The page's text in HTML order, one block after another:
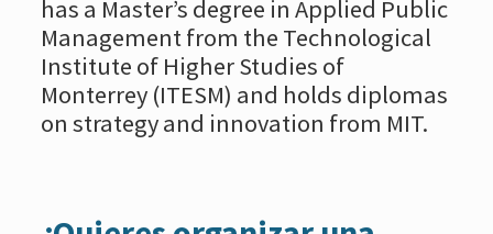
has a Master’s degree in Applied Public
Management from the Technological
Institute of Higher Studies of
Monterrey (ITESM) and holds diplomas
on strategy and innovation from MIT.